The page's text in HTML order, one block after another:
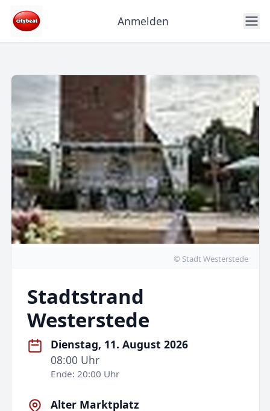
Anmelden
© Stadt Westerstede
Stadtstrand
Westerstede
Dienstag, 11. August 2026
08:00 Uhr
Ende: 20:00 Uhr
Alter Marktplatz